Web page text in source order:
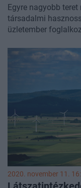
Egyre nagyobb
társadalmi
üzletember
Bankinggel és a
mai rendezvényén
Szabadhegyi Péter
2020. november 11.